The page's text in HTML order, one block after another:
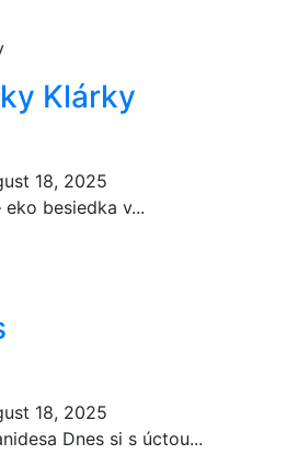
Klárky
18, 2025
besiedka v...
18, 2025
Dnes si s úctou...